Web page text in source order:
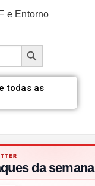
e Entorno
Botão de pesquisa
todas as
da semana